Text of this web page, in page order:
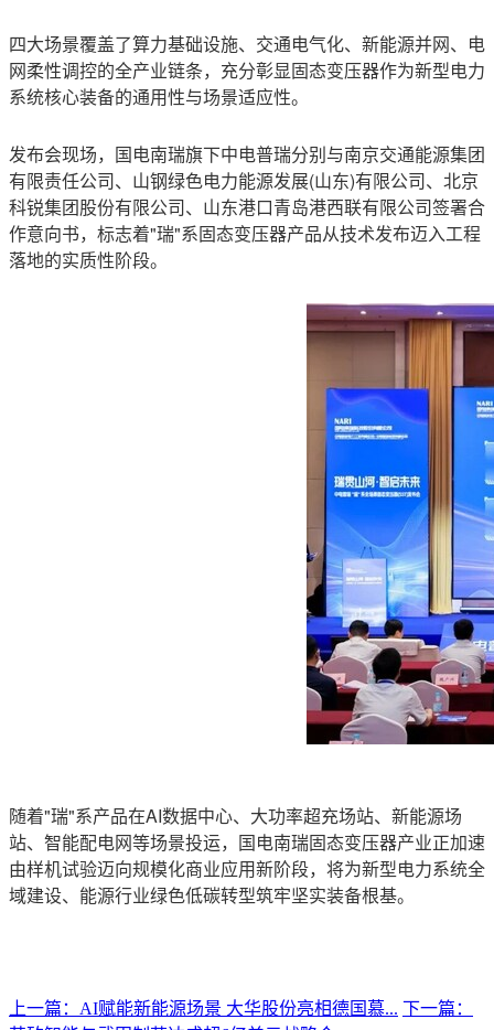
四大场景覆盖了算力基础设施、交通电气化、新能源并网、电
网柔性调控的全产业链条，充分彰显固态变压器作为新型电力
系统核心装备的通用性与场景适应性。
发布会现场，国电南瑞旗下中电普瑞分别与南京交通能源集团
有限责任公司、山钢绿色电力能源发展(山东)有限公司、北京
科锐集团股份有限公司、山东港口青岛港西联有限公司签署合
作意向书，标志着"瑞"系固态变压器产品从技术发布迈入工程
落地的实质性阶段。
随着"瑞"系产品在AI数据中心、大功率超充场站、新能源场
站、智能配电网等场景投运，国电南瑞固态变压器产业正加速
由样机试验迈向规模化商业应用新阶段，将为新型电力系统全
域建设、能源行业绿色低碳转型筑牢坚实装备根基。
上一篇：AI赋能新能源场景 大华股份亮相德国慕... 下一篇：